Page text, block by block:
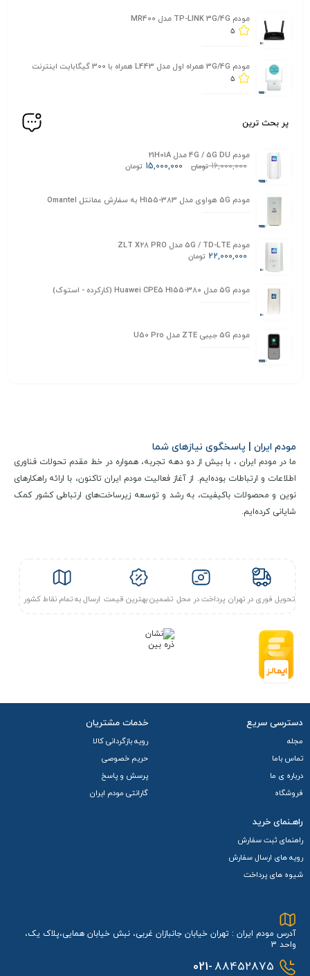
مودم TP-LINK 3G/4G مدل MR400
5
مودم 3G/4G همراه اول مدل L443 همراه با 300 گیگابایت اینترنت
5
پر بحث ترین
مودم 4G / 5G DU مدل 21H01A
16,000,000 تومان 15,000,000 تومان
مودم 5G هواوی مدل H155-383 به سفارش عمانتل Omantel
مودم 5G / TD-LTE مدل ZLT X28 PRO
22,000,000 تومان
مودم 5G مدل Huawei CPE5 H155-380 (کارکرده - استوک)
مودم 5G جیبی ZTE مدل U50 Pro
مودم ایران | پاسخگوی نیازهای شما
ما در مودم ایران ، با بیش از دو دهه تجربه، همواره در خط مقدم تحولات فناوری
اطلاعات و ارتباطات بوده‌ایم. از آغاز فعالیت مودم ایران تاکنون، با ارائه راهکارهای
نوین و محصولات باکیفیت، به رشد و توسعه زیرساخت‌های ارتباطی کشور کمک
شایانی کرده‌ایم.
تحویل فوری در تهران پرداخت در محل تضمین بهترین قیمت ارسال به تمام نقاط کشور
دسترسی سریع
مجله
تماس باما
درباره ی ما
فروشگاه
خدمات مشتریان
رویه بازگردانی کالا
حریم خصوصی
پرسش و پاسخ
گارانتی مودم ایران
راهـنمای خرید
راهنمای ثبت سفارش
رویه های ارسال سفارش
شیوه های پرداخت
آدرس مودم ایران : تهران خیابان جانبازان غربی، نبش خیابان همایی،پلاک یک،
واحد 3
021-88452875